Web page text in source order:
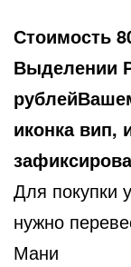
Стоимость
Выделении
иконка вип,
Для покупки
нужно
Мани